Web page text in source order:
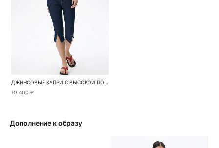
ДЖИНСОВЫЕ КАПРИ С ВЫСОКОЙ ПОСАДКОЙ
10 400 ₽
Дополнение к образу